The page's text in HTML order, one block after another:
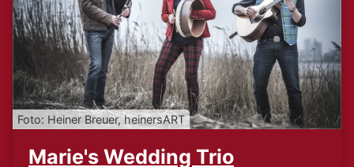
Foto: Heiner Breuer, heinersART
Marie's Wedding Trio